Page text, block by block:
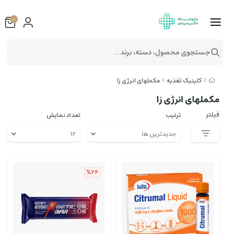
کلینیک تغذیه مکملهای انرژی زا
مکملهای انرژی زا
فیلتر ترتیب تعداد نمایش
%26
0
جستجوی محصول، دسته، برند...